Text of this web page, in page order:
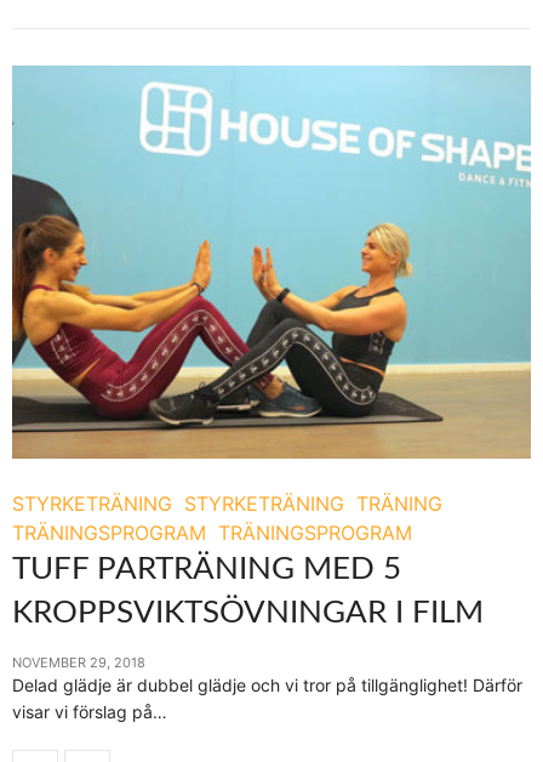
STYRKETRÄNING STYRKETRÄNING TRÄNING
TRÄNINGSPROGRAM TRÄNINGSPROGRAM
TUFF PARTRÄNING MED 5
KROPPSVIKTSÖVNINGAR I FILM
NOVEMBER 29, 2018
Delad glädje är dubbel glädje och vi tror på tillgänglighet! Därför
visar vi förslag på…